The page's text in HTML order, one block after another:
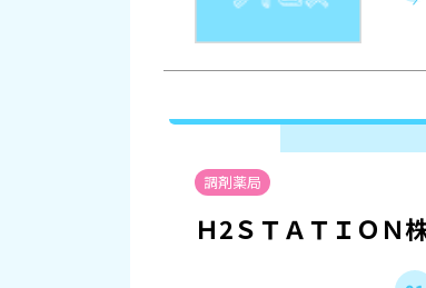
調剤薬局
Ｈ2ＳＴＡＴＩＯＮ